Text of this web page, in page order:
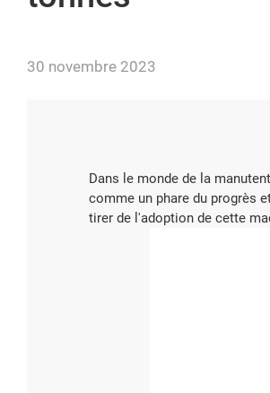
30 novembre 2023
Dans le monde de la
comme un phare du progrès
tirer de l'adoption de cette